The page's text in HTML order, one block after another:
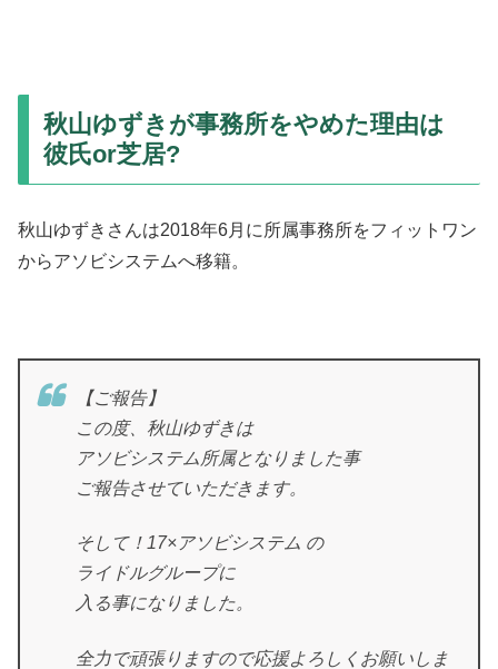
秋山ゆずきが事務所をやめた理由は
彼氏or芝居?
秋山ゆずきさんは2018年6月に所属事務所をフィットワン
からアソビシステムへ移籍。
【ご報告】
この度、秋山ゆずきは
アソビシステム所属となりました事
ご報告させていただきます。
そして！17×アソビシステム の
ライドルグループに
入る事になりました。
全力で頑張りますので応援よろしくお願いしま